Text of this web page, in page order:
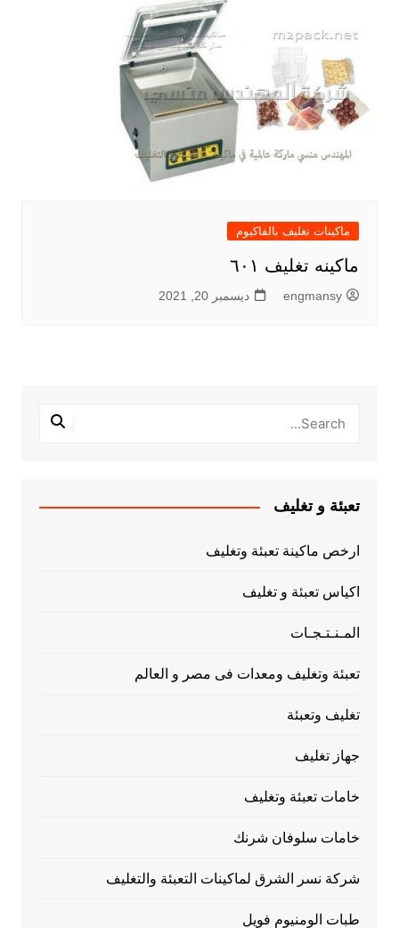
ماكينات تغليف بالفاكيوم
ماكينه تغليف ٦٠١
engmansy ديسمبر 20, 2021
تعبئة و تغليف
ارخص ماكينة تعبئة وتغليف
اكياس تعبئة و تغليف
المـنـتـجـات
تعبئة وتغليف ومعدات فى مصر و العالم
تغليف وتعبئة
جهاز تغليف
خامات تعبئة وتغليف
خامات سلوفان شرنك
شركة نسر الشرق لماكينات التعبئة والتغليف
طبات الومنيوم فويل